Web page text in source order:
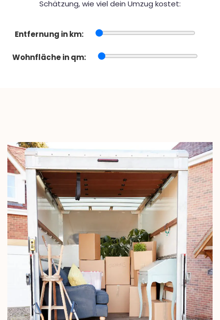
Schätzung, wie viel dein Umzug kostet:
Entfernung in km:
Wohnfläche in qm: